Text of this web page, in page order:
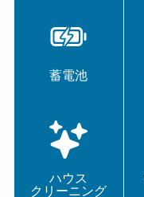
蓄電池
ハウス
クリーニング